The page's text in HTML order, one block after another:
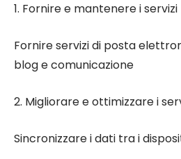
1. Fornire e mantenere i servizi
Fornire servizi di posta
blog e comunicazione
2. Migliorare e ottimizzare i
Sincronizzare i dati tra i